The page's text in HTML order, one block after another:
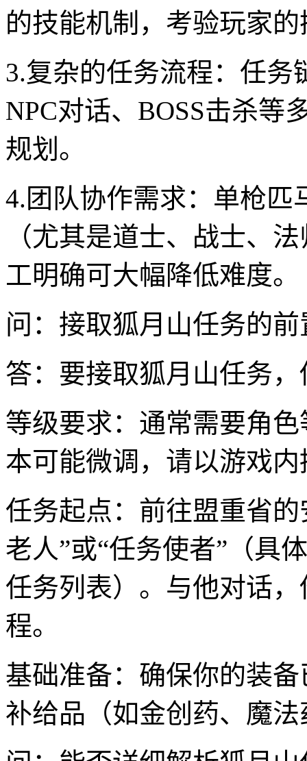
的技能机制，考验玩家
3.复杂的任务流程：任
NPC对话、BOSS击杀等
规划。
4.团队协作需求：单枪匹
（尤其是道士、战士、
工明确可大幅降低难度。
问：接取狐月山任务的
答：要接取狐月山任务
等级要求：通常需要角
本可能微调，请以游戏
任务起点：前往盟重省
老人”或“任务使者”（具
任务列表）。与他对话
程。
基础准备：确保你的装
补给品（如金创药、魔